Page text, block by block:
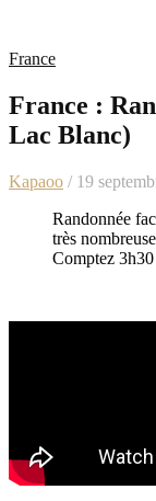
France
France :
Lac Blanc)
Kapaoo / 19
Randonnée
très
Comptez